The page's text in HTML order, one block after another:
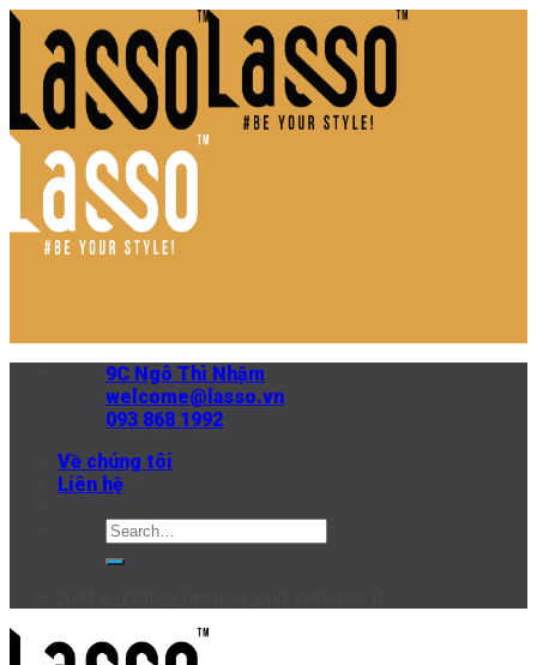
Skip
content
9C Ngô Thì Nhậm
welcome@lasso.vn
093 868 1992
Về chúng tôi
Liên hệ